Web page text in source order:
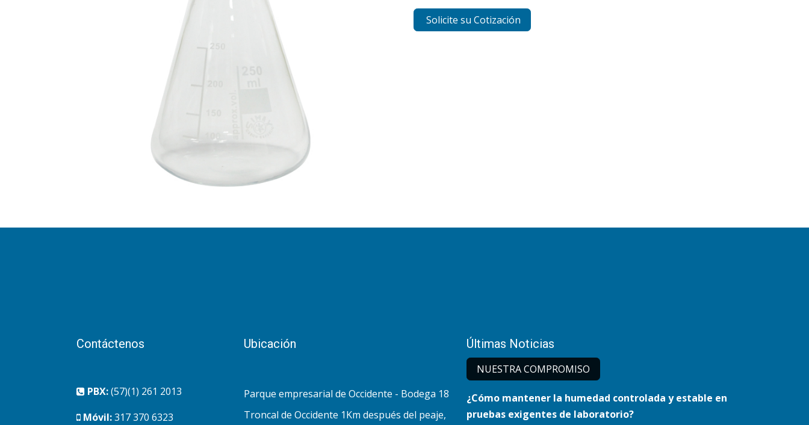
Solicite su Cotización
Contáctenos
PBX:(57)(1) 261 2013
Móvil:317 370 6323
Últimas Noticias
NUESTRA COMPRO​MISO
¿Cómo mantener la humedad controlada y estable en
pruebas exigentes de laboratorio?
Ubicación
Parque empresarial de Occidente - Bodega 18
Troncal de Occidente 1Km después del peaje,